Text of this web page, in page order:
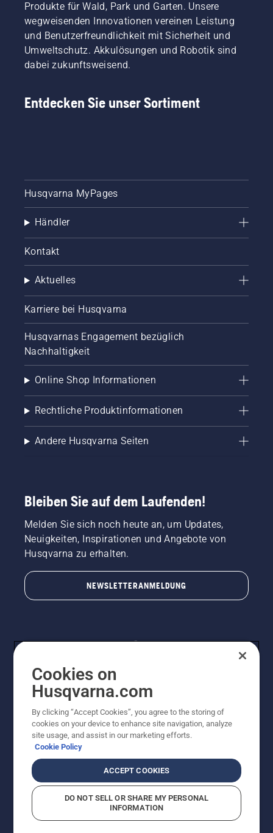
Produkte für Wald, Park und Garten. Unsere
wegweisenden Innovationen vereinen Leistung
und Benutzerfreundlichkeit mit Sicherheit und
Umweltschutz. Akkulösungen und Robotik sind
dabei zukunftsweisend.
Entdecken Sie unser Sortiment
Husqvarna MyPages
Händler
Kontakt
Aktuelles
Karriere bei Husqvarna
Husqvarnas Engagement bezüglich
Nachhaltigkeit
Online Shop Informationen
Rechtliche Produktinformationen
Andere Husqvarna Seiten
Bleiben Sie auf dem Laufenden!
Melden Sie sich noch heute an, um Updates,
Neuigkeiten, Inspirationen und Angebote von
Husqvarna zu erhalten.
NEWSLETTERANMELDUNG
© Husqvarna AB (publ). Alle Rechte vorbehalten.
Preisänderungen, Irrtümer, Text- und Satzfehler sind
vorbehalten. Bei den Preisangaben handelt es sich um
unverbindliche Preisempfehlungen in Euro inkl. der
unverbindliche Preisempfehlungen (inkl. MwSt), es sei
denn sie sind für den direkten Kauf verfügbar.
Cookie-RichtlinieNutzungsbedingungenAGBs
ImpressumVermutete Verstöße melden
Cookies on
Husqvarna.com
By clicking “Accept Cookies”, you agree to the storing of
cookies on your device to enhance site navigation, analyze
site usage, and assist in our marketing efforts.
Cookie Policy
ACCEPT COOKIES
DO NOT SELL OR SHARE MY PERSONAL
INFORMATION